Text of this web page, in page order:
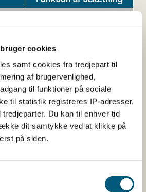
cookies
samt cookies fra tredjepart til
af brugervenlighed,
til funktioner på sociale
til statistik registreres IP-adresser,
Du kan til enhver tid
dit samtykke ved at klikke på
på siden.
detaljerede
om det kosttilskud,
på
af den virksomhed, der har
hvilke indholdsstoffer produktet
mængder: